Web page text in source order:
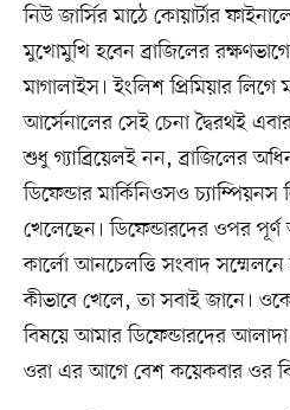
নিউ জার্সির মাঠে কোয়ার্টার
মুখোমুখি হবেন ব্রাজিলের
মাগালাইস। ইংলিশ প্রিমিয়ার লিগে
আর্সেনালের সেই চেনা দ্বৈরথই
শুধু গ্যাব্রিয়েলই নন, ব্রাজিলের
ডিফেন্ডার মার্কিনিওসও চ্যাম্পিয়নস
খেলেছেন। ডিফেন্ডারদের ওপর
কার্লো আনচেলত্তি সংবাদ
কীভাবে খেলে, তা সবাই জানে।
বিষয়ে আমার ডিফেন্ডারদের
ওরা এর আগে বেশ কয়েকবার ওর